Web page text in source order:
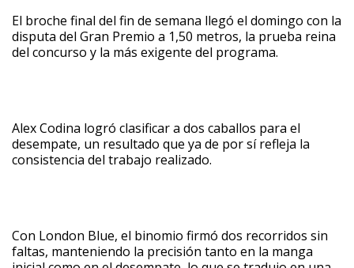
El broche final del fin de semana llegó el domingo con la
disputa del Gran Premio a 1,50 metros, la prueba reina
del concurso y la más exigente del programa.
Alex Codina logró clasificar a dos caballos para el
desempate, un resultado que ya de por sí refleja la
consistencia del trabajo realizado.
Con London Blue, el binomio firmó dos recorridos sin
faltas, manteniendo la precisión tanto en la manga